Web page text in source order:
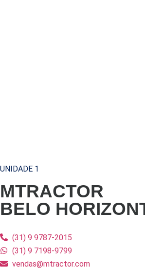
UNIDADE 1
MTRACTOR
BELO
(31) 9 9787-2015
(31) 9 7198-9799
vendas@mtractor.com